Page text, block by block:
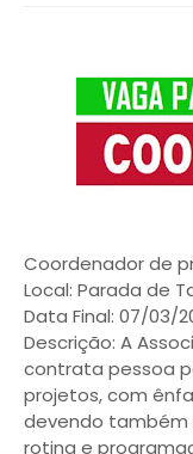
Coordenador de
Local: Parada de
Data Final: 07/03/
Descrição: A
contrata pessoa
projetos, com
devendo também
rotina e